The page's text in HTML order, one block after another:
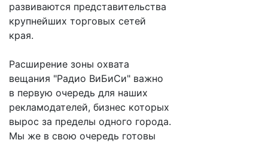
развиваются представительства
крупнейших торговых сетей
края.
Расширение зоны охвата
вещания "Радио ВиБиСи" важно
в первую очередь для наших
рекламодателей, бизнес которых
вырос за пределы одного города.
Мы же в свою очередь готовы